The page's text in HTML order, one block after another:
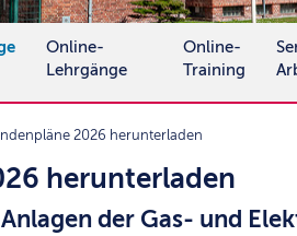
Online-
Lehrgänge
Online-
Training
2026 herunterladen
herunterladen
der Gas- und